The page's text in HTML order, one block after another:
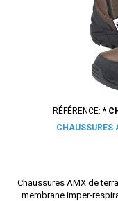
RÉFÉRENCE: *
CHAUSSURES
Chaussures AMX de
membrane imper-